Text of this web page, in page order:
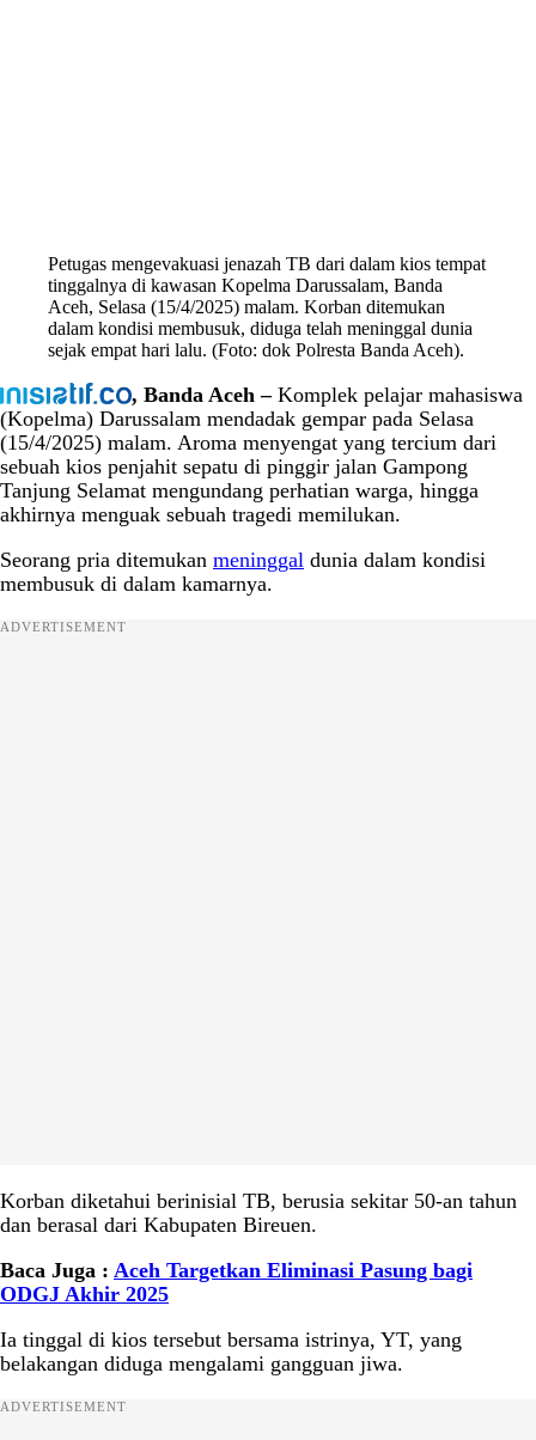
Petugas mengevakuasi jenazah TB dari dalam kios tempat
tinggalnya di kawasan Kopelma Darussalam, Banda
Aceh, Selasa (15/4/2025) malam. Korban ditemukan
dalam kondisi membusuk, diduga telah meninggal dunia
sejak empat hari lalu. (Foto: dok Polresta Banda Aceh).
, Banda Aceh –Komplek pelajar mahasiswa
(Kopelma) Darussalam mendadak gempar pada Selasa
(15/4/2025) malam. Aroma menyengat yang tercium dari
sebuah kios penjahit sepatu di pinggir jalan Gampong
Tanjung Selamat mengundang perhatian warga, hingga
akhirnya menguak sebuah tragedi memilukan.
Seorang pria ditemukan meninggal dunia dalam kondisi
membusuk di dalam kamarnya.
ADVERTISEMENT
Korban diketahui berinisial TB, berusia sekitar 50-an tahun
dan berasal dari Kabupaten Bireuen.
Baca Juga : Aceh Targetkan Eliminasi Pasung bagi
ODGJ Akhir 2025
Ia tinggal di kios tersebut bersama istrinya, YT, yang
belakangan diduga mengalami gangguan jiwa.
ADVERTISEMENT